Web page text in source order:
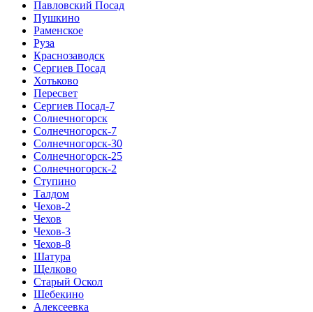
Павловский Посад
Пушкино
Раменское
Руза
Краснозаводск
Сергиев Посад
Хотьково
Пересвет
Сергиев Посад-7
Солнечногорск
Солнечногорск-7
Солнечногорск-30
Солнечногорск-25
Солнечногорск-2
Ступино
Талдом
Чехов-2
Чехов
Чехов-3
Чехов-8
Шатура
Щелково
Старый Оскол
Шебекино
Алексеевка